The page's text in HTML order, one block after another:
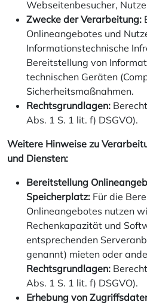
Webseitenbesucher,
Zwecke der Verarbeitung:
Onlineangebotes und
Informationstechnische
Bereitstellung von
technischen Geräten
Sicherheitsmaßnahmen.
Rechtsgrundlagen:
Abs. 1 S. 1 lit. f) DSGVO).
Weitere Hinweise zu
und Diensten:
Bereitstellung
Speicherplatz: Für die
Onlineangebotes nutzen
Rechenkapazität und
entsprechenden
genannt) mieten oder
Rechtsgrundlagen:
Abs. 1 S. 1 lit. f) DSGVO).
Erhebung von